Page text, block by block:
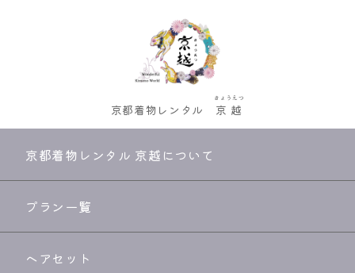
京都着物レンタル 京越
きょうえつ
京都着物レンタル 京越について
プラン一覧
ヘアセット